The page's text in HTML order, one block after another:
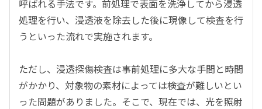
呼ばれる手法です。前処理で表面を洗浄してから浸透
処理を行い、浸透液を除去した後に現像して検査を行
うといった流れで実施されます。
ただし、浸透探傷検査は事前処理に多大な手間と時間
がかかり、対象物の素材によっては検査が難しいとい
った問題がありました。そこで、現在では、光を照射